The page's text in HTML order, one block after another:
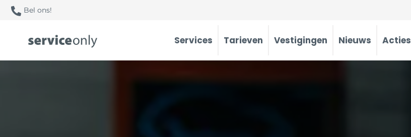
Bel ons!
Services Tarieven Vestigingen Nieuws Acties